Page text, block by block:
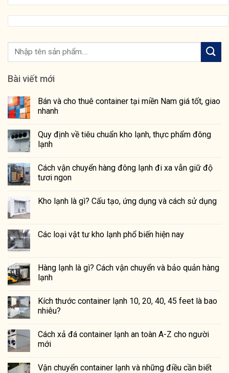
Bài viết mới
Bán và cho thuê container tại miền Nam giá tốt, giao
nhanh
Quy định về tiêu chuẩn kho lạnh, thực phẩm đông
lạnh
Cách vận chuyển hàng đông lạnh đi xa vẫn giữ độ
tươi ngon
Kho lạnh là gì? Cấu tạo, ứng dụng và cách sử dụng
Các loại vật tư kho lạnh phổ biến hiện nay
Hàng lạnh là gì? Cách vận chuyển và bảo quản hàng
lạnh
Kích thước container lạnh 10, 20, 40, 45 feet là bao
nhiêu?
Cách xả đá container lạnh an toàn A-Z cho người
mới
Vận chuyển container lạnh và những điều cần biết